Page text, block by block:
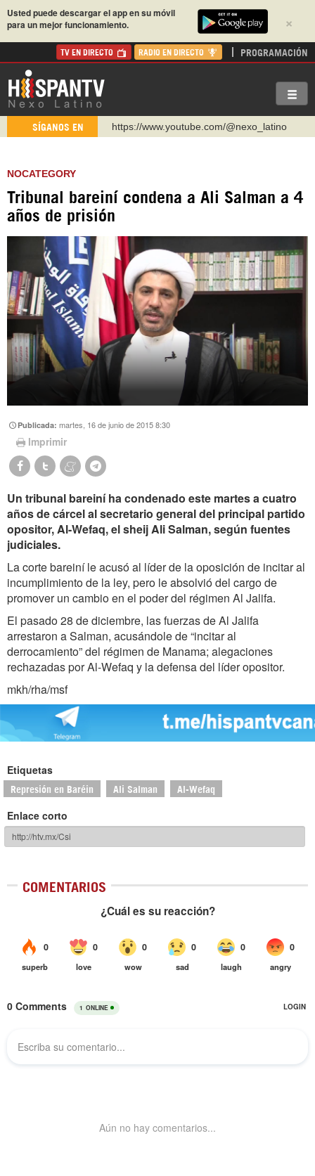
×
Usted puede descargar el app en su móvil
para un mejor funcionamiento.
TV EN DIRECTO RADIO EN DIRECTO PROGRAMACIÓN
SÍGANOS EN
https://www.youtube.com/@nexo_latino
https://urmedium.com/c/hispantv
WhatsApp y Viber: +98 921 79 29 404
https://www.facebook.com/Nexolatino.Canal
NOCATEGORY
Tribunal bareiní condena a Ali Salman a 4
años de prisión
Publicada:martes, 16 de junio de 2015 8:30
Imprimir
Un tribunal bareiní ha condenado este martes a cuatro
años de cárcel al secretario general del principal partido
opositor, Al-Wefaq, el sheij Ali Salman, según fuentes
judiciales.
La corte bareiní le acusó al líder de la oposición de incitar al
incumplimiento de la ley, pero le absolvió del cargo de
promover un cambio en el poder del régimen Al Jalifa.
El pasado 28 de diciembre, las fuerzas de Al Jalifa
arrestaron a Salman, acusándole de “incitar al
derrocamiento” del régimen de Manama; alegaciones
rechazadas por Al-Wefaq y la defensa del líder opositor.
mkh/rha/msf
Etiquetas
Represión en Baréin Ali Salman Al-Wefaq
Enlace corto
COMENTARIOS